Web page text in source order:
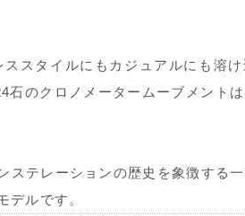
スタイルにもカジュアルにも溶け
のクロノメータームーブメント
ステレーションの歴史を象徴する
デルです。